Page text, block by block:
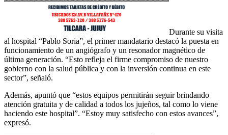
Durante su visita
al hospital “Pablo Soria”, el primer mandatario destacó la puesta en
funcionamiento de un angiógrafo y un resonador magnético de
última generación. “Esto refleja el firme compromiso de nuestro
gobierno con la salud pública y con la inversión continua en este
sector”, señaló.
Además, apuntó que “estos equipos permitirán seguir brindando
atención gratuita y de calidad a todos los jujeños, tal como lo viene
haciendo este hospital”. “Estoy muy satisfecho con estos avances”,
expresó.